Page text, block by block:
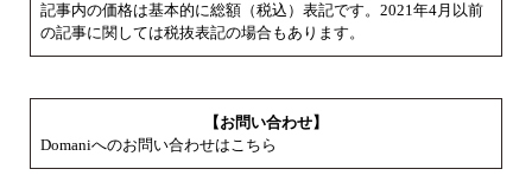
記事内の価格は基本的に総額（税込）表記です。2021年4月以前
の記事に関しては税抜表記の場合もあります。
【お問い合わせ】
Domaniへのお問い合わせはこちら